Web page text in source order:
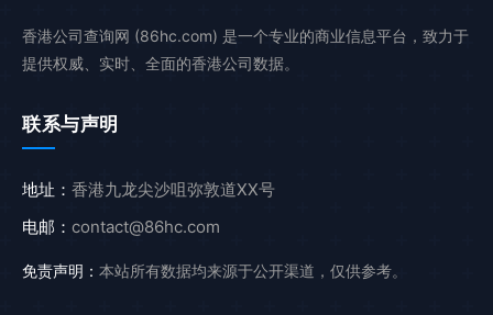
香港公司查询网 (86hc.com) 是一个专业的商业信息平台，致力于
提供权威、实时、全面的香港公司数据。
联系与声明
地址： 香港九龙尖沙咀弥敦道XX号
电邮： contact@86hc.com
免责声明： 本站所有数据均来源于公开渠道，仅供参考。